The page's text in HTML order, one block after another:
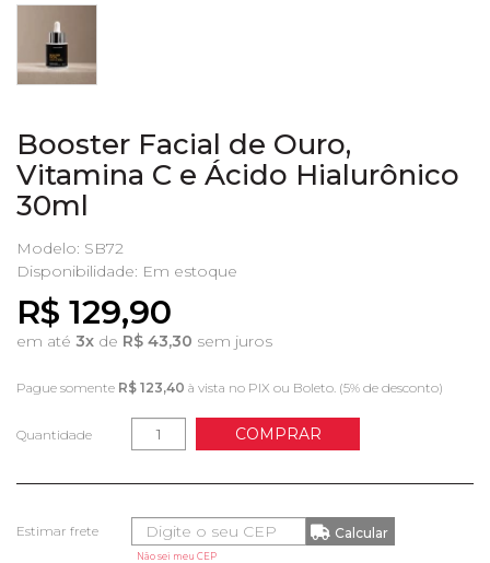
Booster Facial de Ouro,
Vitamina C e Ácido Hialurônico
30ml
Modelo: SB72
Disponibilidade: Em estoque
R$ 129,90
em até 3x de R$ 43,30 sem juros
Pague somente R$ 123,40 à vista no PIX ou Boleto. (5% de desconto)
Quantidade COMPRAR
Não sei meu CEP